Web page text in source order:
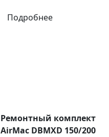
Подробнее
Ремонтный комплект
AirMac DBMXD 150/200